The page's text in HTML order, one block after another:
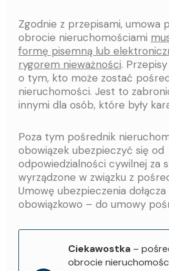
Zgodnie z przepisami, umowa
obrocie nieruchomościami
formę pisemną lub
rygorem nieważności.
o tym, kto może zostać
nieruchomości. Jest to
innymi dla osób, które były
Poza tym pośrednik
obowiązek ubezpieczyć się od
odpowiedzialności cywilnej za
wyrządzone w związku z
Umowę ubezpieczenia
obowiązkowo – do umowy
Ciekawostka –
obrocie